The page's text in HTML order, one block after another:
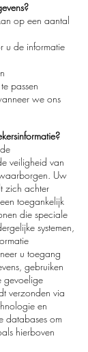
op een aantal
u de informatie
passen
we ons
veiligheid van
Uw
zich achter
toegankelijk
die speciale
systemen,
u toegang
gebruiken
gevoelige
verzonden via
en
databases om
hierboven